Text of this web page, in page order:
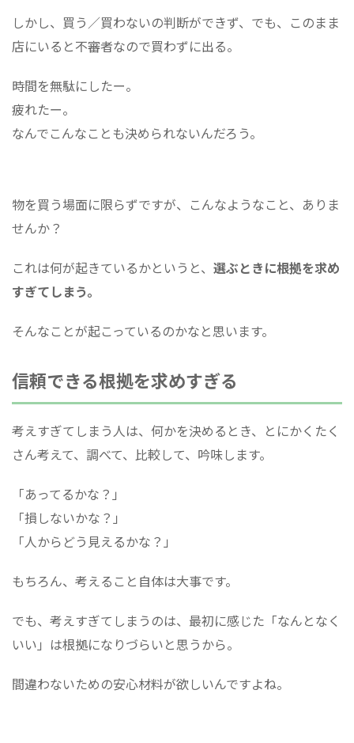
しかし、買う／買わないの判断ができず、でも、このまま
店にいると不審者なので買わずに出る。
時間を無駄にしたー。
疲れたー。
なんでこんなことも決められないんだろう。
物を買う場面に限らずですが、こんなようなこと、ありま
せんか？
これは何が起きているかというと、 選ぶときに根拠を求め
すぎてしまう。
そんなことが起こっているのかなと思います。
信頼できる根拠を求めすぎる
考えすぎてしまう人は、何かを決めるとき、とにかくたく
さん考えて、調べて、比較して、吟味します。
「あってるかな？」
「損しないかな？」
「人からどう見えるかな？」
もちろん、考えること自体は大事です。
でも、考えすぎてしまうのは、最初に感じた「なんとなく
いい」は根拠になりづらいと思うから。
間違わないための安心材料が欲しいんですよね。